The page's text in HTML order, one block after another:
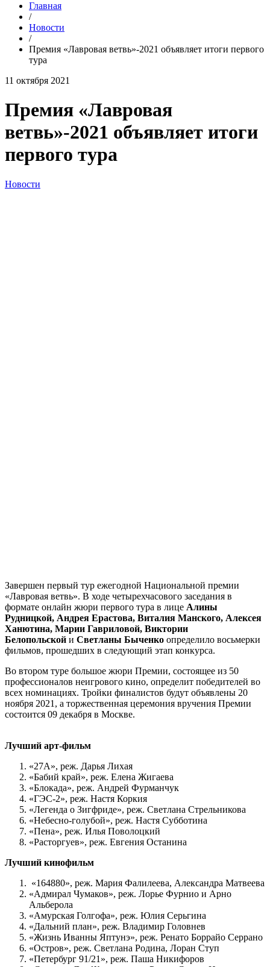
Главная
/
Новости
/
Премия «Лавровая ветвь»-2021 объявляет итоги первого
тура
11 октября 2021
Премия «Лавровая
ветвь»-2021 объявляет итоги
первого тура
Новости
Завершен первый тур ежегодной Национальной премии
«Лавровая ветвь». В ходе четырехчасового заседания в
формате онлайн жюри первого тура в лице Алины
Рудницкой, Андрея Ерастова, Виталия Манского, Алексея
Ханютина, Марии Гавриловой, Виктории
Белопольской и Светланы Быченко определило восьмерки
фильмов, прошедших в следующий этап конкурса.
Во втором туре большое жюри Премии, состоящее из 50
профессионалов неигрового кино, определит победителей во
всех номинациях. Тройки финалистов будут объявлены 20
ноября 2021, а торжественная церемония вручения Премии
состоится 09 декабря в Москве.
Лучший арт-фильм
«27А», реж. Дарья Лихая
«Бабий край», реж. Елена Жигаева
«Блокада», реж. Андрей Фурманчук
«ГЭС-2», реж. Настя Коркия
«Легенда о Зигфриде», реж. Светлана Стрельникова
«Небесно-голубой», реж. Настя Субботина
«Пена», реж. Илья Поволоцкий
«Расторгуев», реж. Евгения Останина
Лучший кинофильм
«164880», реж. Мария Фалилеева, Александра Матвеева
«Адмирал Чумаков», реж. Лорье Фурнио и Арно
Альберола
«Амурская Голгофа», реж. Юлия Серьгина
«Дальний план», реж. Владимир Головнев
«Жизнь Иванны Яптунэ», реж. Ренато Боррайо Серрано
«Остров», реж. Светлана Родина, Лоран Ступ
«Петербург 91/21», реж. Паша Никифоров